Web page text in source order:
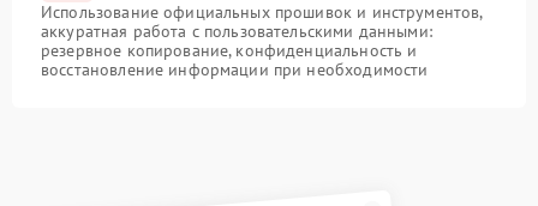
Использование официальных прошивок и инструментов,
аккуратная работа с пользовательскими данными:
резервное копирование, конфиденциальность и
восстановление информации при необходимости